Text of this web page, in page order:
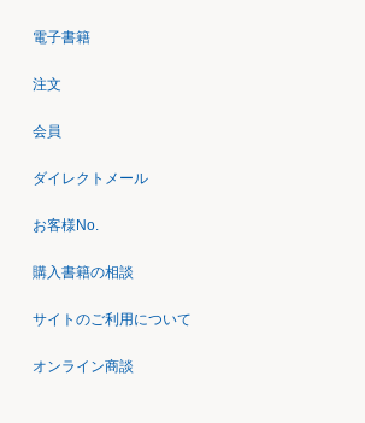
電子書籍
注文
会員
ダイレクトメール
お客様No.
購入書籍の相談
サイトのご利用について
オンライン商談